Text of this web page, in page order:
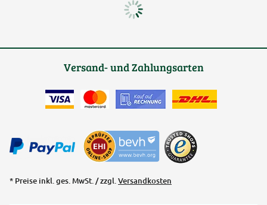
Versand- und Zahlungsarten
* Preise inkl. ges. MwSt. / zzgl.Versandkosten